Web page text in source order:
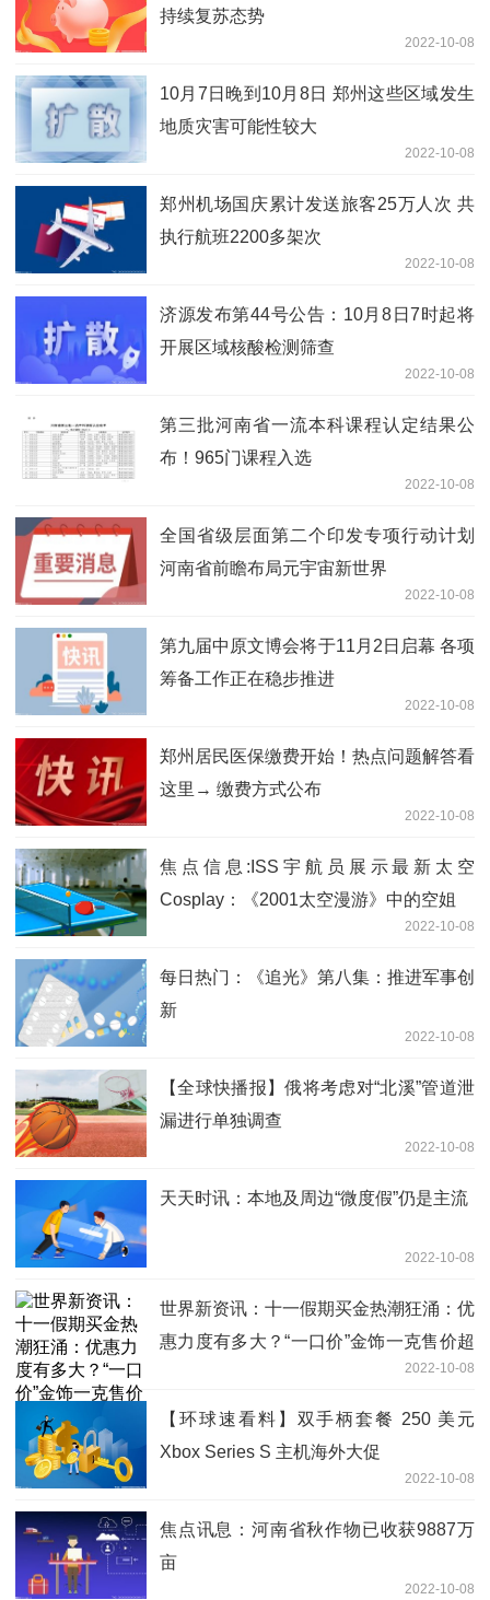
持续复苏态势
2022-10-08
10月7日晚到10月8日 郑州这些区域发生
地质灾害可能性较大
2022-10-08
郑州机场国庆累计发送旅客25万人次 共
执行航班2200多架次
2022-10-08
济源发布第44号公告：10月8日7时起将
开展区域核酸检测筛查
2022-10-08
第三批河南省一流本科课程认定结果公
布！965门课程入选
2022-10-08
全国省级层面第二个印发专项行动计划
河南省前瞻布局元宇宙新世界
2022-10-08
第九届中原文博会将于11月2日启幕 各项
筹备工作正在稳步推进
2022-10-08
郑州居民医保缴费开始！热点问题解答看
这里→ 缴费方式公布
2022-10-08
焦点信息:ISS宇航员展示最新太空
Cosplay：《2001太空漫游》中的空姐
2022-10-08
每日热门：《追光》第八集：推进军事创
新
2022-10-08
【全球快播报】俄将考虑对“北溪”管道泄
漏进行单独调查
2022-10-08
天天时讯：本地及周边“微度假”仍是主流
2022-10-08
世界新资讯：十一假期买金热潮狂涌：优
惠力度有多大？“一口价”金饰一克售价超
2022-10-08
【环球速看料】双手柄套餐 250 美元
Xbox Series S 主机海外大促
2022-10-08
焦点讯息：河南省秋作物已收获9887万
亩
2022-10-08